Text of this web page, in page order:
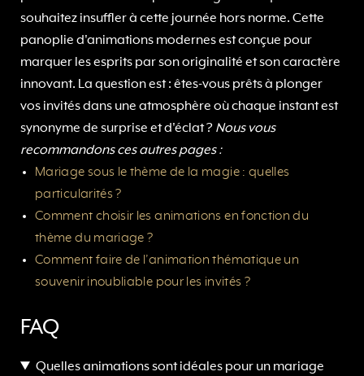
souhaitez insuffler à cette journée hors norme. Cette
panoplie d'animations modernes est conçue pour
marquer les esprits par son originalité et son caractère
innovant. La question est : êtes-vous prêts à plonger
vos invités dans une atmosphère où chaque instant est
synonyme de surprise et d'éclat ? Nous vous
recommandons ces autres pages :
Mariage sous le thème de la magie : quelles
particularités ?
Comment choisir les animations en fonction du
thème du mariage ?
Comment faire de l’animation thématique un
souvenir inoubliable pour les invités ?
FAQ
Quelles animations sont idéales pour un mariage